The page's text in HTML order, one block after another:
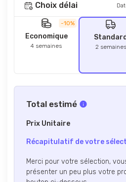
Choix délai
-10%
Economique
4 semaines
Standard
2 semaines
Total estimé
Prix Unitaire
Récapitulatif de votre
Merci pour votre sélection,
présenter un peu plus votre